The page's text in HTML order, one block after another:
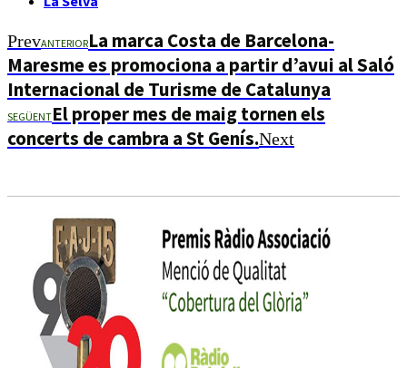
PrevANTERIORLa marca Costa de Barcelona-
Maresme es promociona a partir d’avui al Saló
Internacional de Turisme de Catalunya
SEGÜENTEl proper mes de maig tornen els
concerts de cambra a St Genís.Next